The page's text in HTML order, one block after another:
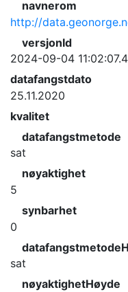
navnerom
http://
versjonId
2024-09-04
datafangstdato
25.11.2020
kvalitet
datafangstmetode
sat
nøyaktighet
5
synbarhet
0
sat
nøyaktighetHøyde